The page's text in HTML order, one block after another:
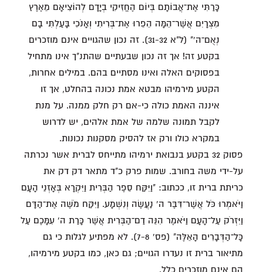
כָּרַתִּי אֶת־אֲבוֹתָם בְּיוֹם הֶחֱזִיקִי בְיָדָם לְהוֹצִיאָם מֵאֶרֶץ
מִצְרָיִם אֲשֶׁר־הֵמָּה הֵפֵרוּ אֶת־בְּרִיתִי וְאָנֹכִי בָּעַלְתִּי בָם
נְאֻם־ה'" (ל"א 31-32). זה נכון שהגויים אינם מוזכרים
בקטע זה! אך זה נכון שבעתיים שהתנ"ך אינו מתחיל
בפסוקים האלה ואינו מסתיים בהם. במילים אחרות,
הקטע מירמיהו מבטא אמת נכונה בהחלט, אך זו
איננה האמת כולה כי-אם רק חלק ממנה. על מנת
לקבל תמונה שלמה של אמת אלהים, יש לדרוש
במקרא כולו ורק אז להסיק מסקנות נכונות.
פסוק 32 בקטע בנבואת ירמיהו מתייחס לברית אשר נכרתה
על-ידי משה בחורב. שמות פרק כ"ד מתאר דק דק את
כריתת ברית זו, ככתוב: "וַיִּקַּח סֵפֶר הַבְּרִית וַיִּקְרָא בְּאָזְנֵי הָעָם
וַיֹּאמְרוּ כֹּל אֲשֶׁר־דִּבֶּר ה' נַעֲשֶׂה וְנִשְׁמָע. וַיִּקַּח מֹשֶׁה אֶת־הַדָּם
וַיִּזְרֹק עַל־הָעָם וַיֹּאמֶר הִנֵּה דַם־הַבְּרִית אֲשֶׁר כָּרַת ה' עִמָּכֶם עַל
כָּל־הַדְּבָרִים הָאֵלֶּה" (פס' 7-8). לא מפתיע לגלות כי גם
מתיאור ברית זו נעדרו הגויים; גם כאן, כמו בקטע מירמיהו,
הם אינם מוזכרים כלל.